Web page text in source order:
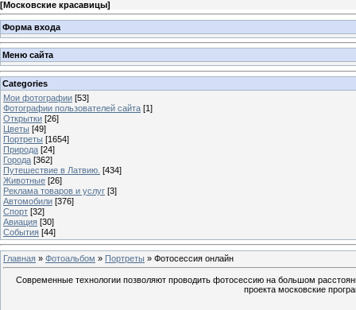
[Московские красавицы]
Форма входа
Меню сайта
Categories
Мои фотографии [53]
Фотографии пользователей сайта [1]
Открытки [26]
Цветы [49]
Портреты [1654]
Природа [24]
Города [362]
Путешествие в Латвию. [434]
Животные [26]
Реклама товаров и услуг [3]
Автомобили [376]
Спорт [32]
Авиация [30]
События [44]
Главная » Фотоальбом » Портреты » Фотосессия онлайн
Современные технологии позволяют проводить фотосессию на большом
проекта московские